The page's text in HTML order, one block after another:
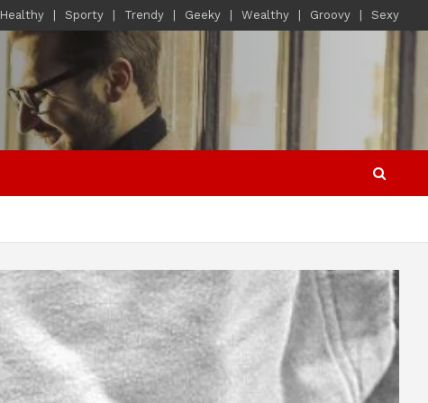
Healthy Sporty Trendy Geeky Wealthy Groovy Sexy